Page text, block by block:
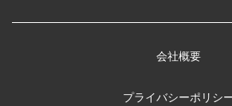
会社概要
プライバシーポリシ